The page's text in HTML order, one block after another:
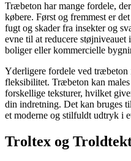
Træbeton har mange fordele,
købere. Først og fremmest er
fugt og skader fra insekter og
evne til at reducere
boliger eller kommercielle
Yderligere fordele ved træbeton
fleksibilitet. Træbeton kan
forskellige teksturer, hvilket
din indretning. Det kan bruges
et moderne og stilfuldt udtryk i
Troltex og